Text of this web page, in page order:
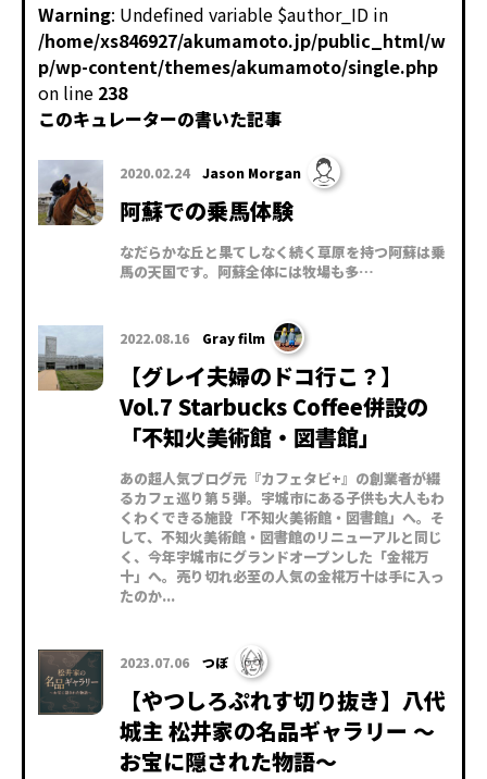
Warning: Undefined variable $author_ID in
/home/xs846927/akumamoto.jp/public_html/w
p/wp-content/themes/akumamoto/single.php
on line 238
このキュレーターの書いた記事
2020.02.24 Jason Morgan
阿蘇での乗馬体験
なだらかな丘と果てしなく続く草原を持つ阿蘇は乗
馬の天国です。阿蘇全体には牧場も多…
2022.08.16 Gray film
【グレイ夫婦のドコ行こ？】
Vol.7 Starbucks Coffee併設の
「不知火美術館・図書館」
あの超人気ブログ元『カフェタビ+』の創業者が綴
るカフェ巡り第５弾。宇城市にある子供も大人もわ
くわくできる施設「不知火美術館・図書館」へ。そ
して、不知火美術館・図書館のリニューアルと同じ
く、今年宇城市にグランドオープンした「金椛万
十」へ。売り切れ必至の人気の金椛万十は手に入っ
たのか...
2023.07.06 つぼ
【やつしろぷれす切り抜き】八代
城主 松井家の名品ギャラリー 〜
お宝に隠された物語〜